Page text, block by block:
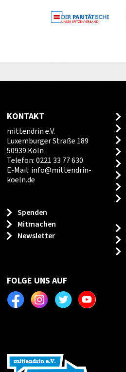
KONTAKT
mittendrin e.V.
Luxemburger Straße 189
50939 Köln
Telefon: 0221 33 77 630
E-Mail: info@mittendrin-
koeln.de
Spenden
Mitmachen
Newsletter
FOLGE UNS AUF
FacebookInstagramTwitter